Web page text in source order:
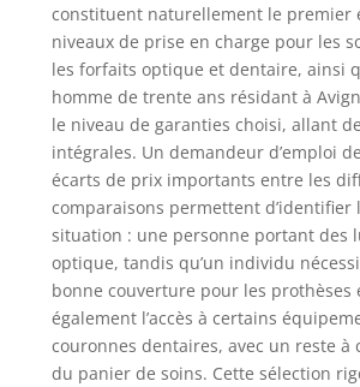
constituent naturellement le premier
niveaux de prise en charge pour les
les forfaits optique et dentaire, ainsi
homme de trente ans résidant à
le niveau de garanties choisi, allant
intégrales. Un demandeur d’emploi
écarts de prix importants entre les
comparaisons permettent
situation : une personne portant des
optique, tandis qu’un individu
bonne couverture pour les
également l’accès à certains
couronnes dentaires, avec un reste
du panier de soins. Cette sélection